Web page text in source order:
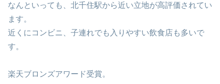
なんといっても、北千住駅から近い立地が高評価されてい
ます。
近くにコンビニ、子連れでも入りやすい飲食店も多いで
す。
楽天ブロンズアワード受賞。